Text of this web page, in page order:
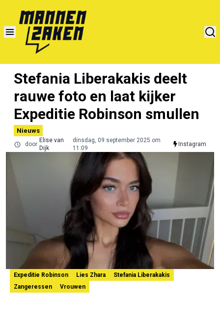
Stefania Liberakakis deelt
rauwe foto en laat kijker
Expeditie Robinson smullen
Nieuws
door
Elise van
Dijk
dinsdag, 09 september 2025 om
11:09
Instagram
Expeditie Robinson Lies Zhara
Stefania Liberakakis
Zangeressen
Vrouwen